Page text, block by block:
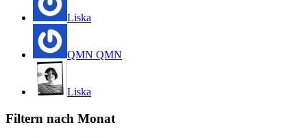
Liska
QMN QMN
Liska
Filtern nach Monat